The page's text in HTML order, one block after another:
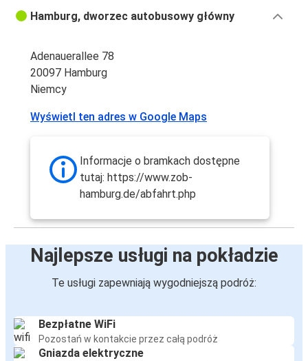
Hamburg, dworzec autobusowy główny
Adenauerallee 78
20097 Hamburg
Niemcy
Wyświetl ten adres w Google Maps
Informacje o bramkach dostępne
tutaj: https://www.zob-
hamburg.de/abfahrt.php
Najlepsze usługi na pokładzie
Te usługi zapewniają wygodniejszą podróż:
Bezpłatne WiFi
Pozostań w kontakcie przez całą podróż
Gniazda elektryczne